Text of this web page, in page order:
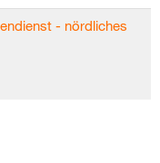
- nördliches